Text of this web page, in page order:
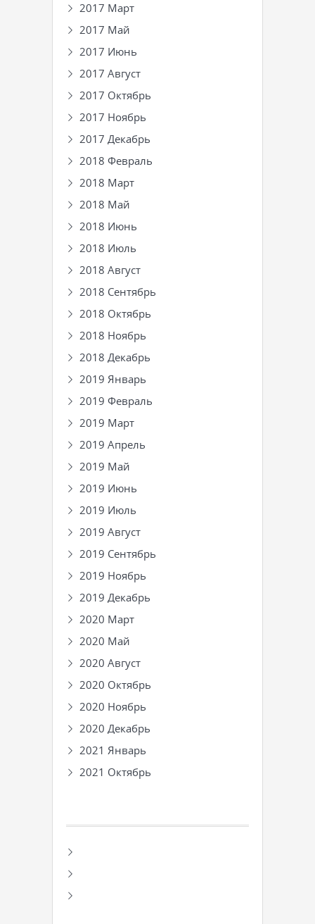
2017 Март
2017 Май
2017 Июнь
2017 Август
2017 Октябрь
2017 Ноябрь
2017 Декабрь
2018 Февраль
2018 Март
2018 Май
2018 Июнь
2018 Июль
2018 Август
2018 Сентябрь
2018 Октябрь
2018 Ноябрь
2018 Декабрь
2019 Январь
2019 Февраль
2019 Март
2019 Апрель
2019 Май
2019 Июнь
2019 Июль
2019 Август
2019 Сентябрь
2019 Ноябрь
2019 Декабрь
2020 Март
2020 Май
2020 Август
2020 Октябрь
2020 Ноябрь
2020 Декабрь
2021 Январь
2021 Октябрь